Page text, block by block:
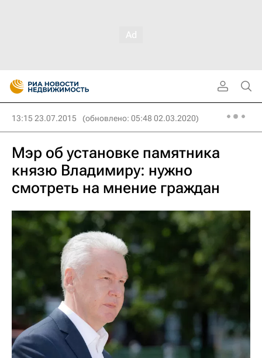
13:15 23.07.2015 (обновлено: 05:48 02.03.2020)
Мэр об установке памятника
князю Владимиру: нужно
смотреть на мнение граждан